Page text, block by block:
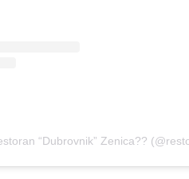
“Dubrovnik” Zenica??